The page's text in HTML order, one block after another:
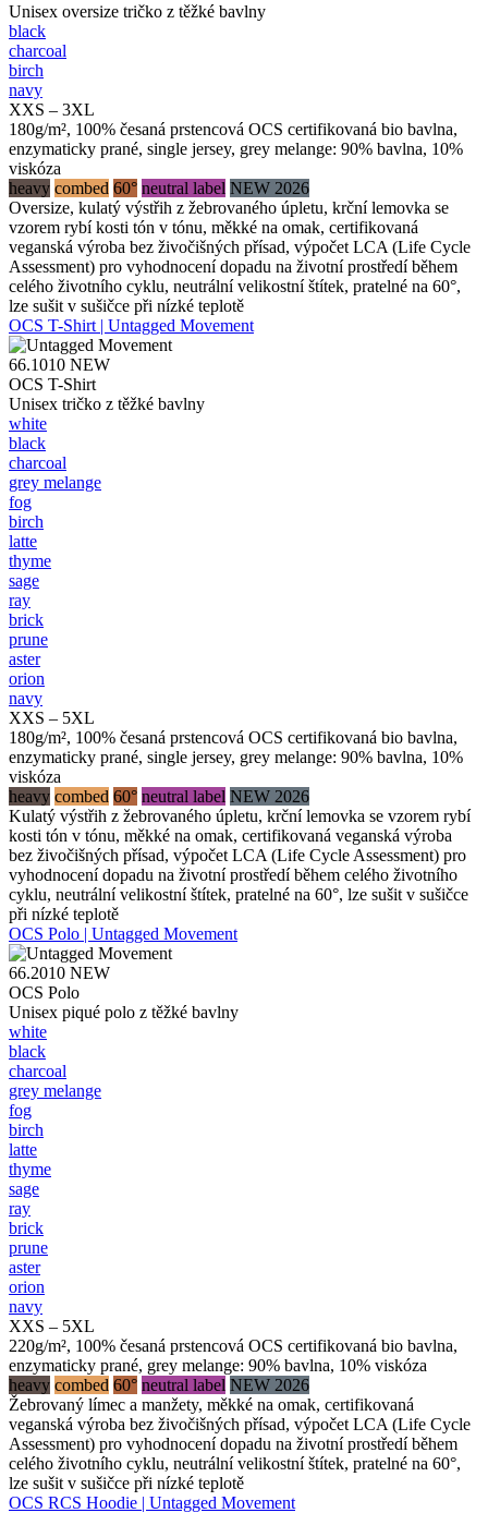
Unisex oversize tričko z těžké bavlny
black
charcoal
birch
navy
XXS – 3XL
180g/m², 100% česaná prstencová OCS certifikovaná bio bavlna,
enzymaticky prané, single jersey, grey melange: 90% bavlna, 10%
viskóza
heavy combed 60° neutral label NEW 2026
Oversize, kulatý výstřih z žebrovaného úpletu, krční lemovka se
vzorem rybí kosti tón v tónu, měkké na omak, certifikovaná
veganská výroba bez živočišných přísad, výpočet LCA (Life Cycle
Assessment) pro vyhodnocení dopadu na životní prostředí během
celého životního cyklu, neutrální velikostní štítek, pratelné na 60°,
lze sušit v sušičce při nízké teplotě
OCS T-Shirt | Untagged Movement
66.1010 NEW
OCS T-Shirt
Unisex tričko z těžké bavlny
white
black
charcoal
grey melange
fog
birch
latte
thyme
sage
ray
brick
prune
aster
orion
navy
XXS – 5XL
180g/m², 100% česaná prstencová OCS certifikovaná bio bavlna,
enzymaticky prané, single jersey, grey melange: 90% bavlna, 10%
viskóza
heavy combed 60° neutral label NEW 2026
Kulatý výstřih z žebrovaného úpletu, krční lemovka se vzorem rybí
kosti tón v tónu, měkké na omak, certifikovaná veganská výroba
bez živočišných přísad, výpočet LCA (Life Cycle Assessment) pro
vyhodnocení dopadu na životní prostředí během celého životního
cyklu, neutrální velikostní štítek, pratelné na 60°, lze sušit v sušičce
při nízké teplotě
OCS Polo | Untagged Movement
66.2010 NEW
OCS Polo
Unisex piqué polo z těžké bavlny
white
black
charcoal
grey melange
fog
birch
latte
thyme
sage
ray
brick
prune
aster
orion
navy
XXS – 5XL
220g/m², 100% česaná prstencová OCS certifikovaná bio bavlna,
enzymaticky prané, grey melange: 90% bavlna, 10% viskóza
heavy combed 60° neutral label NEW 2026
Žebrovaný límec a manžety, měkké na omak, certifikovaná
veganská výroba bez živočišných přísad, výpočet LCA (Life Cycle
Assessment) pro vyhodnocení dopadu na životní prostředí během
celého životního cyklu, neutrální velikostní štítek, pratelné na 60°,
lze sušit v sušičce při nízké teplotě
OCS RCS Hoodie | Untagged Movement